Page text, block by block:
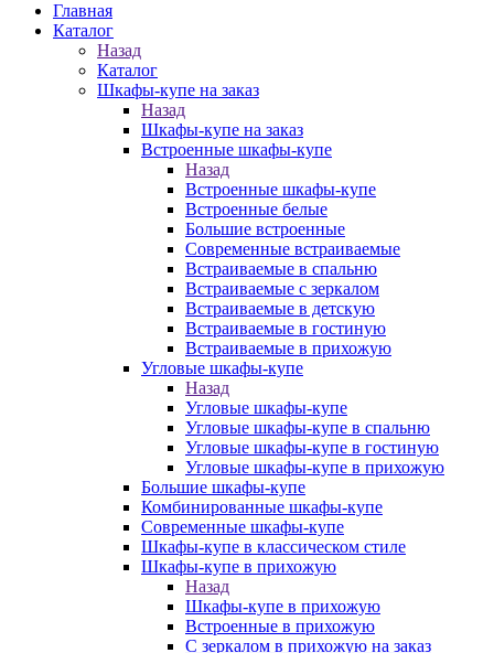
Главная
Каталог
Назад
Каталог
Шкафы-купе на заказ
Назад
Шкафы-купе на заказ
Встроенные шкафы-купе
Назад
Встроенные шкафы-купе
Встроенные белые
Большие встроенные
Современные встраиваемые
Встраиваемые в спальню
Встраиваемые с зеркалом
Встраиваемые в детскую
Встраиваемые в гостиную
Встраиваемые в прихожую
Угловые шкафы-купе
Назад
Угловые шкафы-купе
Угловые шкафы-купе в спальню
Угловые шкафы-купе в гостиную
Угловые шкафы-купе в прихожую
Большие шкафы-купе
Комбинированные шкафы-купе
Современные шкафы-купе
Шкафы-купе в классическом стиле
Шкафы-купе в прихожую
Назад
Шкафы-купе в прихожую
Встроенные в прихожую
С зеркалом в прихожую на заказ